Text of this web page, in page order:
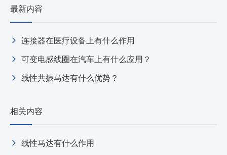
最新内容
连接器在医疗设备上有什么作用
可变电感线圈在汽车上有什么应用？
线性共振马达有什么优势？
相关内容
线性马达有什么作用